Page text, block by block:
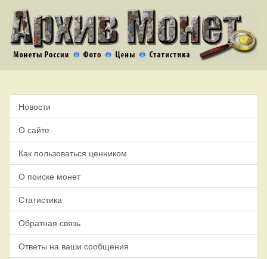
Новости
О сайте
Как пользоваться ценником
О поиске монет
Статистика
Обратная связь
Ответы на ваши сообщения